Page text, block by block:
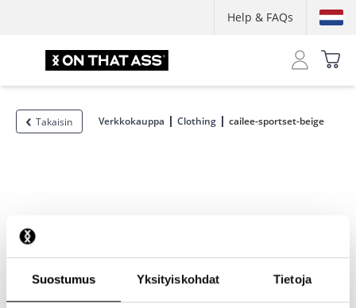
Suostumus Yksityiskohdat Tietoja
Help & FAQs
Takaisin Verkkokauppa Clothing cailee-sportset-beige